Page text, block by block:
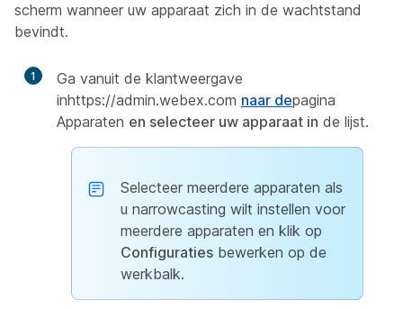
scherm wanneer uw apparaat zich in de wachtstand
bevindt.
1
Ga vanuit de klantweergave
inhttps://admin.webex.com naar depagina
Apparaten en selecteer uw apparaat in de lijst.
Selecteer meerdere apparaten als
u narrowcasting wilt instellen voor
meerdere apparaten en klik op
Configuraties bewerken op de
werkbalk.